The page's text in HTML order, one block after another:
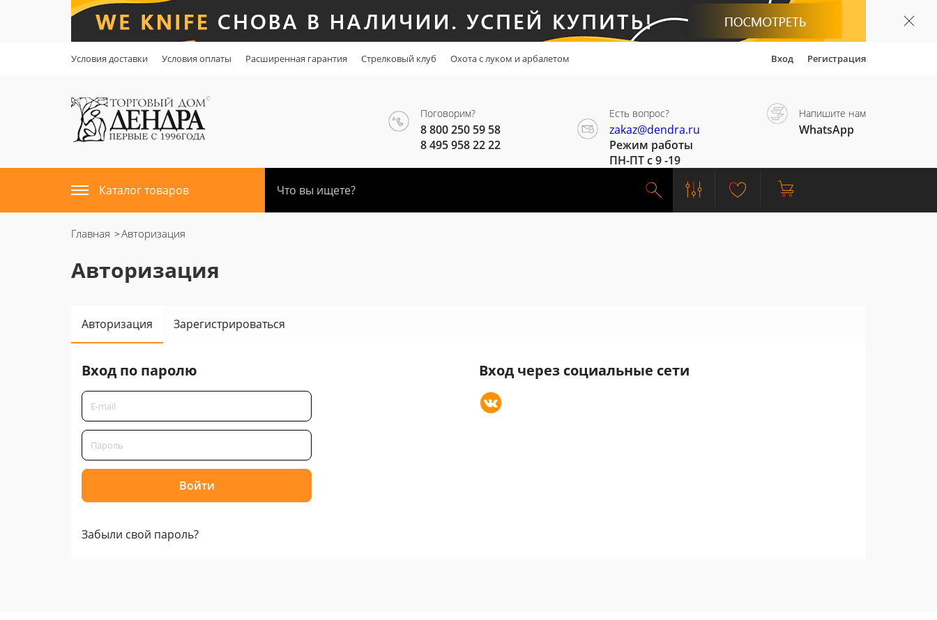
Условия доставки Условия оплаты Расширенная гарантия Стрелковый клуб Охота с луком и арбалетом Вход Регистрация
Поговорим?
8 800 250 59 58
8 495 958 22 22
Есть вопрос?
zakaz@dendra.ru
Режим работы
ПН-ПТ с 9 -19
Напишите нам
WhatsApp
Каталог товаров
Главная Авторизация
Авторизация
Авторизация Зарегистрироваться
Вход по паролю
Забыли свой пароль?
Вход через социальные сети